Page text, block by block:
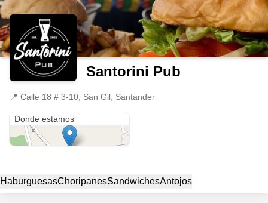
Santorini Pub
📍 Calle 18 # 3-10, San Gil, Santander
Donde estamos
HaburguesasChoripanesSandwichesAntojos